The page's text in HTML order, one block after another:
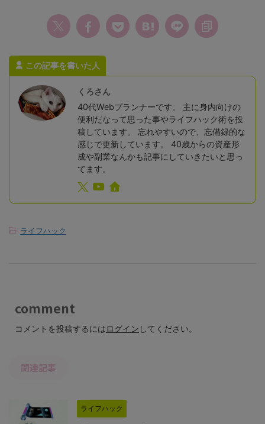
この記事を書いた人
くろさん
40代Webプランナーです。 主に身内向けの
便利だなって思った事やライフハック術を投
稿しています。 忘れやすいので、忘備録的な
感じで更新しています。 40歳からの資産形
成や副業なんかも記事にしていきたいと思っ
てます。
ライフハック
comment
コメントを投稿するにはログイン してください。
関連記事
ライフハック